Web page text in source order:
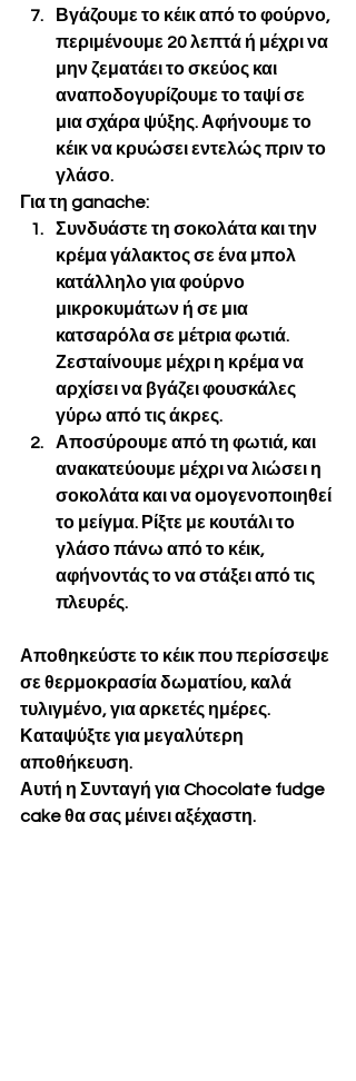
Βγάζουμε το κέικ από το φούρνο,
περιμένουμε 20 λεπτά ή μέχρι να
μην ζεματάει το σκεύος και
αναποδογυρίζουμε το ταψί σε
μια σχάρα ψύξης. Αφήνουμε το
κέικ να κρυώσει εντελώς πριν το
γλάσο.
Για τη ganache:
Συνδυάστε τη σοκολάτα και την
κρέμα γάλακτος σε ένα μπολ
κατάλληλο για φούρνο
μικροκυμάτων ή σε μια
κατσαρόλα σε μέτρια φωτιά.
Ζεσταίνουμε μέχρι η κρέμα να
αρχίσει να βγάζει φουσκάλες
γύρω από τις άκρες.
Αποσύρουμε από τη φωτιά, και
ανακατεύουμε μέχρι να λιώσει η
σοκολάτα και να ομογενοποιηθεί
το μείγμα. Ρίξτε με κουτάλι το
γλάσο πάνω από το κέικ,
αφήνοντάς το να στάξει από τις
πλευρές.
Αποθηκεύστε το κέικ που περίσσεψε
σε θερμοκρασία δωματίου, καλά
τυλιγμένο, για αρκετές ημέρες.
Καταψύξτε για μεγαλύτερη
αποθήκευση.
Αυτή η Συνταγή για Chocolate fudge
cake θα σας μέινει αξέχαστη.